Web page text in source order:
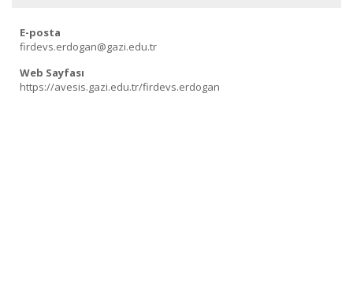
E-posta
firdevs.erdogan@gazi.edu.tr
Web Sayfası
https://avesis.gazi.edu.tr/firdevs.erdogan